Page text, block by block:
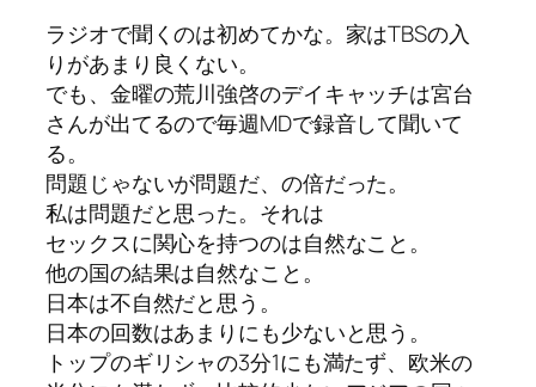
ラジオで聞くのは初めてかな。家はTBSの入
りがあまり良くない。
でも、金曜の荒川強啓のデイキャッチは宮台
さんが出てるので毎週MDで録音して聞いて
る。
問題じゃないが問題だ、の倍だった。
私は問題だと思った。それは
セックスに関心を持つのは自然なこと。
他の国の結果は自然なこと。
日本は不自然だと思う。
日本の回数はあまりにも少ないと思う。
トップのギリシャの3分1にも満たず、欧米の